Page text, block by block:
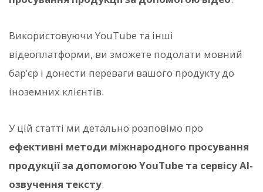
Використовуючи YouTube та інші
відеоплатформи, ви зможете подолати мовний
бар’єр і донести переваги вашого продукту до
іноземних клієнтів.
У цій статті ми детально розповімо про
ефективні методи міжнародного просування
продукції за допомогою YouTube та сервісу AI-
озвучення тексту.